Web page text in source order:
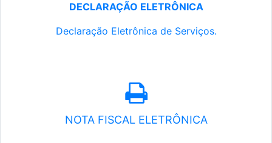
DECLARAÇÃO ELETRÔNICA
Declaração Eletrônica de Serviços.
NOTA FISCAL ELETRÔNICA